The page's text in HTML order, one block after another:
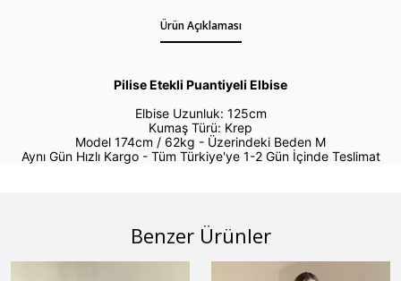
Ürün Açıklaması
Pilise Etekli Puantiyeli Elbise
Elbise Uzunluk: 125cm
Kumaş Türü: Krep
Model 174cm / 62kg - Üzerindeki Beden M
Aynı Gün Hızlı Kargo - Tüm Türkiye'ye 1-2 Gün İçinde Teslimat
Benzer Ürünler